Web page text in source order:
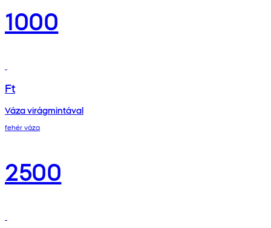
1000
Ft
Váza virágmintával
fehér váza
2500